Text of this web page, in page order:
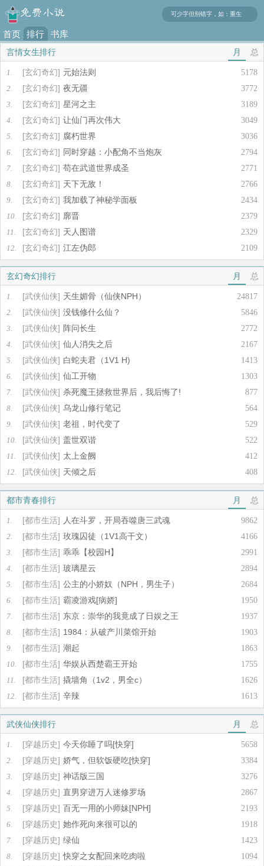
首页
排行
榜
书库
言情女生排行 月 总
5178
1. [玄幻奇幻] 元始法则
3772
2. [玄幻奇幻] 夜无疆
3189
3. [玄幻奇幻] 星河之主
3049
4. [玄幻奇幻] 让仙门再次伟大
3036
5. [玄幻奇幻] 腐朽世界
2794
6. [玄幻奇幻] 同时穿越：小配角不当炮灰
2771
7. [玄幻奇幻] 苟在武道世界成圣
2766
8. [玄幻奇幻] 天下无敌！
2434
9. [玄幻奇幻] 我加载了神秘学面板
2379
10. [玄幻奇幻] 廓晋
2329
11. [玄幻奇幻] 天人图谱
2109
12. [玄幻奇幻] 江左伪郎
玄幻奇幻排行 月 总
24817
1. [武侠仙侠] 天生媚骨（仙侠NPH）
5846
2. [武侠仙侠] 没钱修什么仙？
2772
3. [武侠仙侠] 阵问长生
2167
4. [武侠仙侠] 仙人消失之后
1413
5. [武侠仙侠] 白蛇夫君（1V1 H)
1303
6. [武侠仙侠] 仙工开物
877
7. [武侠仙侠] 杀死魔王拯救世界后，我后悔了!
564
8. [武侠仙侠] 乌龙山修行笔记
529
9. [武侠仙侠] 老祖，时代变了
522
10. [武侠仙侠] 盖世双谐
412
11. [武侠仙侠] 太上金阙
408
12. [武侠仙侠] 天倾之后
都市青春排行 月 总
9862
1. [都市生活] 人在斗罗，开局吞噬唐三武魂
4166
2. [都市生活] 玫瑰囚徒（1V1高干文）
2991
3. [都市生活] 乖乖【校园H】
2894
4. [都市生活] 玻璃星云
2684
5. [都市生活] 公主的小娇奴（NPH，男生子）
1950
6. [都市生活] 霸凌游戏[病娇]
1937
7. [都市生活] 东京：崇华的我竟成了日娱之王
1903
8. [都市生活] 1984：从破产川菜馆开始
1863
9. [都市生活] 潮起
1755
10. [都市生活] 华娱从西楚霸王开始
1626
11. [都市生活] 撬墙角（1v2，男全c）
1613
12. [都市生活] 辛辣
武侠仙侠排行 月 总
5658
1. [穿越历史] 今天你睡了吗[快穿]
3384
2. [穿越历史] 娇气，但软饭硬吃[快穿]
3276
3. [穿越历史] 神话版三国
2867
4. [穿越历史] 直男穿进万人迷修罗场
2193
5. [穿越历史] 百无一用的小师妹[NPH]
1918
6. [穿越历史] 她作死向来很可以的
1423
7. [穿越历史] 绿仙
1094
8. [穿越历史] 快穿之女配回来吃肉啦